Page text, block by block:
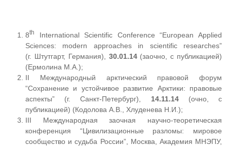
8th
International Scientific Conference “European Applied
Sciences: modern approaches in scientific researches”
(г. Штутгарт, Германия), 30.01.14 (заочно, с публикацией)
(Ермолина М.А.);
II Международный арктический правовой форум
“Сохранение и устойчивое развитие Арктики: правовые
аспекты” (г. Санкт-Петербург), 14.11.14 (очно, с
публикацией) (Кодолова А.В., Хлуденева Н.И.);
III Международная заочная научно-теоретическая
конференция “Цивилизационные разломы: мировое
сообщество и судьба России”, Москва, Академия МНЭПУ,